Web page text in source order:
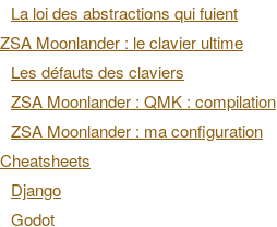
La loi des abstractions qui fuient
ZSA Moonlander : le clavier ultime
Les défauts des claviers
ZSA Moonlander : QMK : compilation
ZSA Moonlander : ma configuration
Cheatsheets
Django
Godot